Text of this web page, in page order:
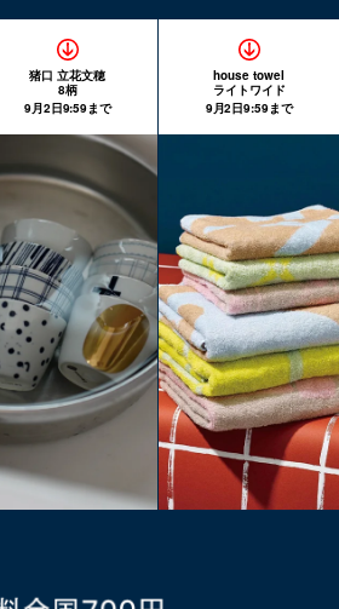
猪口 立花文穂
8柄
9月2日9:59まで
house towel
ライトワイド
9月2日9:59まで